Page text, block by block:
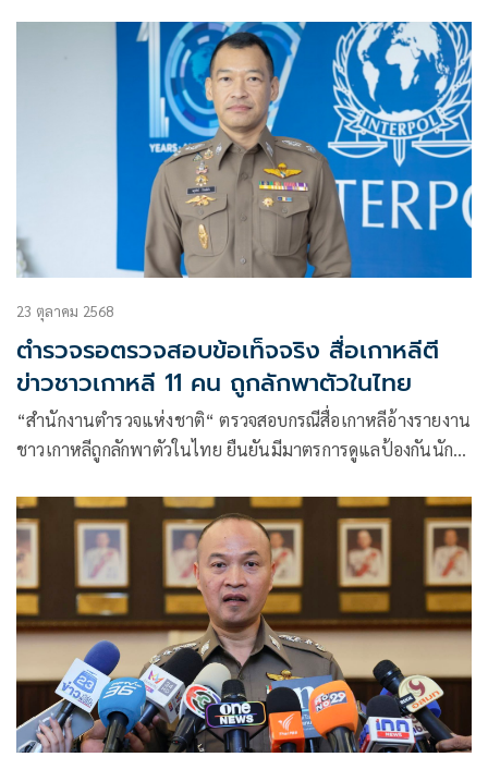
23 ตุลาคม 2568
ตำรวจรอตรวจสอบข้อเท็จจริง สื่อเกาหลีตี
ข่าวชาวเกาหลี 11 คน ถูกลักพาตัวในไทย
“สำนักงานตำรวจแห่งชาติ“ ตรวจสอบกรณีสื่อเกาหลีอ้างรายงาน
ชาวเกาหลีถูกลักพาตัวในไทย ยืนยันมีมาตรการดูแลป้องกันนัก